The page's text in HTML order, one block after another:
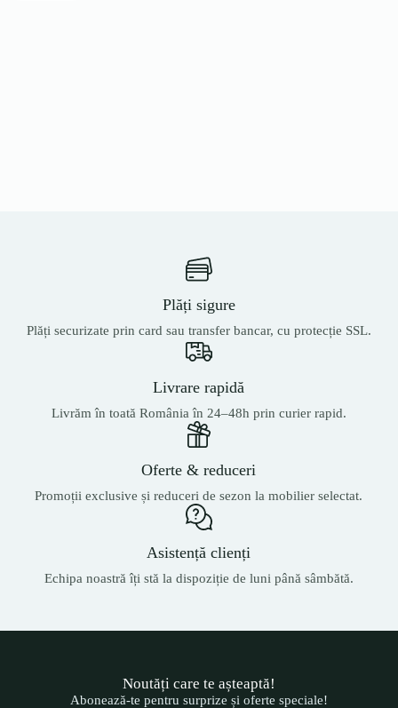
Plăți sigure
Plăți securizate prin card sau transfer bancar, cu protecție SSL.
Livrare rapidă
Livrăm în toată România în 24–48h prin curier rapid.
Oferte & reduceri
Promoții exclusive și reduceri de sezon la mobilier selectat.
Asistență clienți
Echipa noastră îți stă la dispoziție de luni până sâmbătă.
Noutăți care te așteaptă!
Abonează-te pentru surprize și oferte speciale!